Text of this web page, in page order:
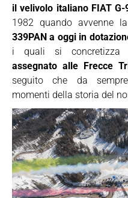
il velivolo italiano FIAT G-
1982 quando avvenne
339PAN a oggi in
i quali si
assegnato alle Frecce
seguito che da
momenti della storia del